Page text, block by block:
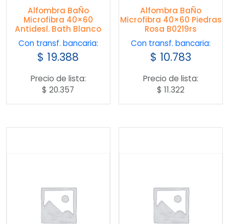
Alfombra BaÑo
Microfibra 40×60
Antidesl. Bath Blanco
Con transf. bancaria:
$ 19.388
Precio de lista:
$ 20.357
Alfombra BaÑo
Microfibra 40×60 Piedras
Rosa B0219rs
Con transf. bancaria:
$ 10.783
Precio de lista:
$ 11.322